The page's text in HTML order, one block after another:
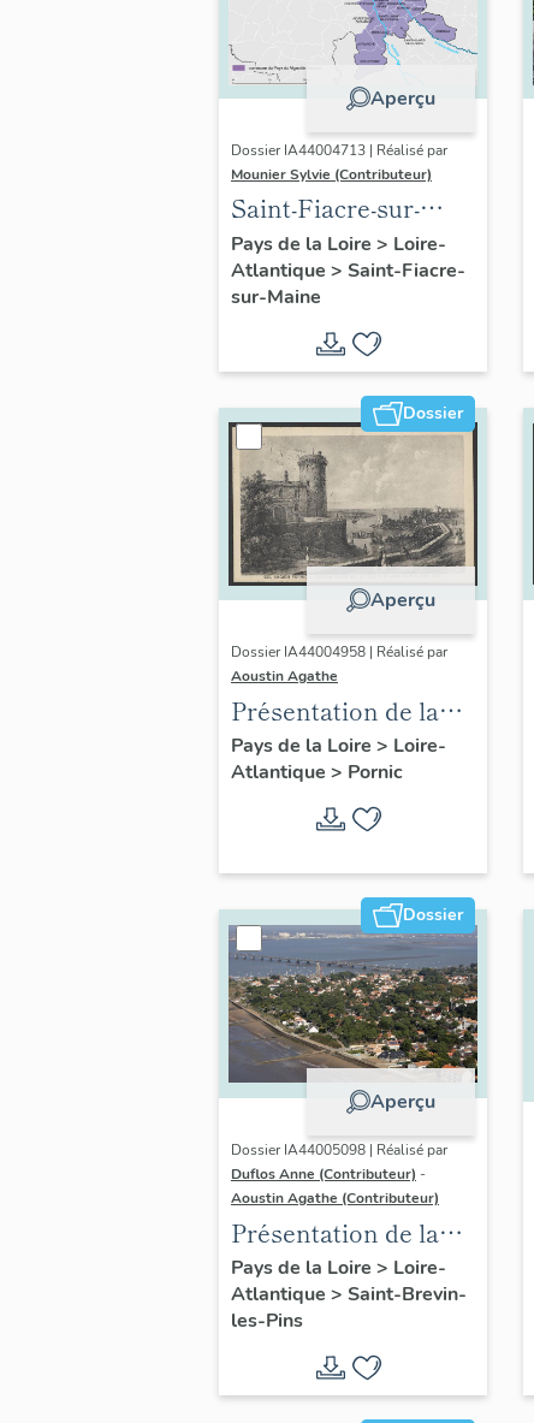
Aperçu
Dossier IA44004713 | Réalisé par
Mounier Sylvie (Contributeur)
Saint-Fiacre-sur-
Maine : présentation
de l'opération
d'inventaire
Pays de la Loire > Loire-
Atlantique > Saint-Fiacre-
sur-Maine
Dossier
Aperçu
Dossier IA44004958 | Réalisé par
Aoustin Agathe
Présentation de la
commune de Pornic
Pays de la Loire > Loire-
Atlantique > Pornic
Dossier
Aperçu
Dossier IA44005098 | Réalisé par
Duflos Anne (Contributeur) -
Aoustin Agathe (Contributeur)
Présentation de la
commune de Saint-
Brevin-les-Pins
Pays de la Loire > Loire-
Atlantique > Saint-Brevin-
les-Pins